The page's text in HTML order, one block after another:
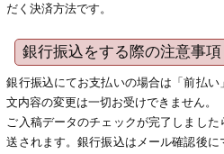
ィ・販促グッズ
＆盛り上げ印刷
イズ
印刷
型マル型印刷
ー印刷
ード印刷
刷
印刷
印刷
形マル型
月
火 水
1
2 3 4
5
7
8 9 10 11
12
14
15 16 17 18
19
21
22 24 25
26
28
29 30
だく決済方法です。
銀行振込をする際の注意事項
銀行振込にてお支払いの場合は「前払
文内容の変更は一切お受けできません。
ご入稿データのチェックが完了しまし
送されます。銀行振込はメール確認後